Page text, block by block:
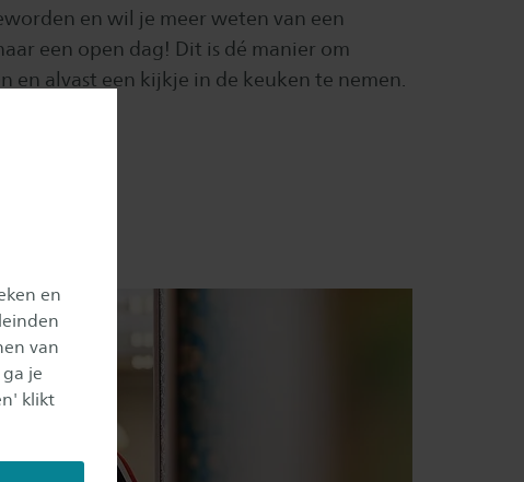
en
van
je
klikt
en wil je meer weten van een
een open dag! Dit is dé manier om
alvast een kijkje in de keuken te nemen.